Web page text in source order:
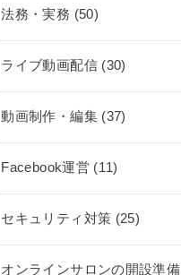
法務・実務 (50)
ライブ動画配信 (30)
動画制作・編集 (37)
Facebook運営 (11)
セキュリティ対策 (25)
オンラインサロンの開設準備